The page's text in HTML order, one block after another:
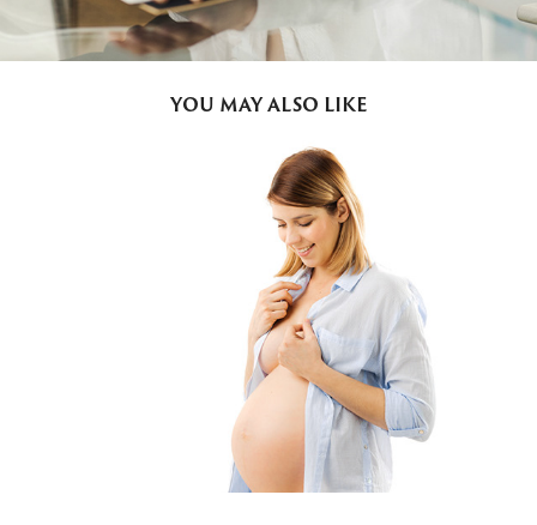
YOU MAY ALSO LIKE
NOSEČNIŠKO
FOTOGRAFIRANJE